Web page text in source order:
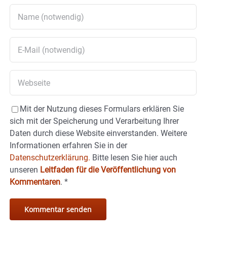
Mit der Nutzung dieses Formulars erklären Sie
sich mit der Speicherung und Verarbeitung Ihrer
Daten durch diese Website einverstanden. Weitere
Informationen erfahren Sie in der
Datenschutzerklärung. Bitte lesen Sie hier auch
unseren Leitfaden für die Veröffentlichung von
Kommentaren. *